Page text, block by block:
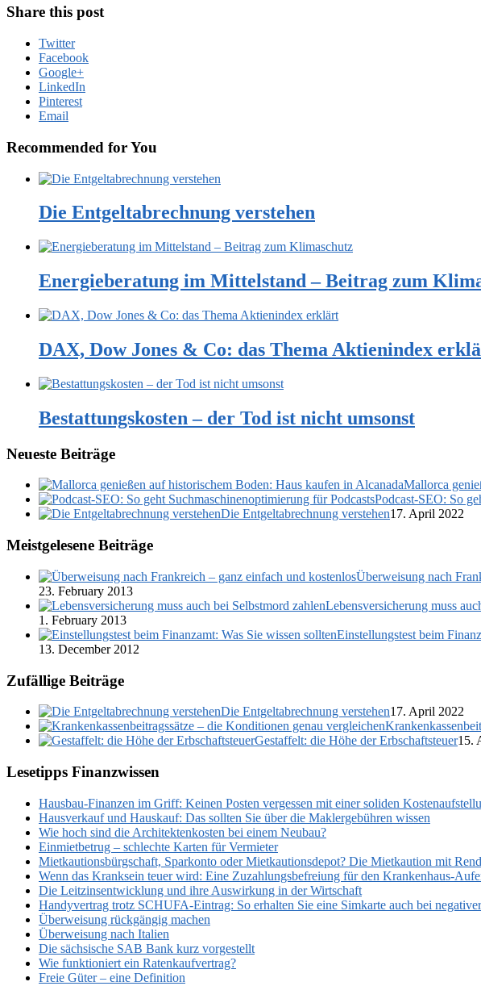
Share this post
Twitter
Facebook
Google+
LinkedIn
Pinterest
Email
Recommended for You
Die Entgeltabrechnung verstehen
Energieberatung im Mittelstand – Beitrag zum
DAX, Dow Jones & Co: das Thema Aktienindex
Bestattungskosten – der Tod ist nicht umsonst
Neueste Beiträge
Mallorca
Podcast-SEO: So
Die Entgeltabrechnung verstehen17. April 2022
Meistgelesene Beiträge
Überweisung nach
23. February 2013
Lebensversicherung muss
1. February 2013
Einstellungstest beim
13. December 2012
Zufällige Beiträge
Die Entgeltabrechnung verstehen17. April 2022
Gestaffelt: die Höhe der Erbschaftsteuer15.
Lesetipps Finanzwissen
Hausbau-Finanzen im Griff: Keinen Posten vergessen mit einer soliden
Hausverkauf und Hauskauf: Das sollten Sie über die Maklergebühren wissen
Wie hoch sind die Architektenkosten bei einem Neubau?
Einmietbetrug – schlechte Karten für Vermieter
Mietkautionsbürgschaft, Sparkonto oder Mietkautionsdepot? Die Mietkaution mit
Wenn das Kranksein teuer wird: Eine Zuzahlungsbefreiung für den Krankenhaus-
Die Leitzinsentwicklung und ihre Auswirkung in der Wirtschaft
Handyvertrag trotz SCHUFA-Eintrag: So erhalten Sie eine Simkarte auch bei
Überweisung rückgängig machen
Überweisung nach Italien
Die sächsische SAB Bank kurz vorgestellt
Wie funktioniert ein Ratenkaufvertrag?
Freie Güter – eine Definition